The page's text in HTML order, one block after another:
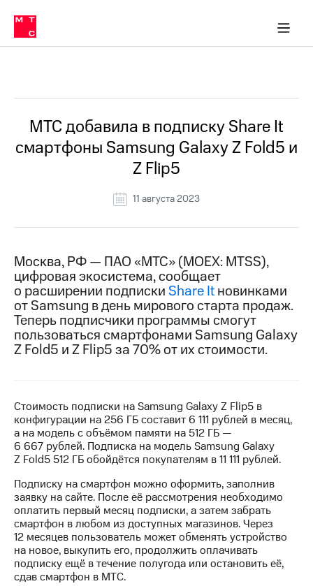
Медиа-центр
и акционерам
Устойчивое развитие
Комплаенс и деловая этика
компании
Карьера
История
компании
информация
Контакты
Медиа-центр
Пресс-
релизы
МТС
о технологиях
Интервью
Финансовая
отчетность
Новости
в
регионе
и акционерам
Корпоративное
управление
в МТС
Пресс-
релизы
МТС добавила в подписку Share It
смартфоны Samsung Galaxy Z Fold5 и
Z Flip5
11 августа 2023
Москва, РФ — ПАО «МТС» (MOEX: MTSS),
цифровая экосистема, сообщает
о расширении подписки Share Itновинками
от Samsung в день мирового старта продаж.
Теперь подписчики программы смогут
пользоваться смартфонами Samsung Galaxy
Z Fold5 и Z Flip5 за 70% от их стоимости.
Стоимость подписки на Samsung Galaxy Z Flip5 в
конфигурации на 256 ГБ составит 6 111 рублей в месяц,
а на модель с объёмом памяти на 512 ГБ —
6 667 рублей. Подписка на модель Samsung Galaxy
Z Fold5 512 ГБ обойдётся покупателям в 11 111 рублей.
Подписку на смартфон можно оформить, заполнив
заявку на сайте. После её рассмотрения необходимо
оплатить первый месяц подписки, а затем забрать
смартфон в любом из доступных магазинов. Через
12 месяцев пользователь может обменять устройство
на новое, выкупить его, продолжить оплачивать
подписку ещё в течение полугода или остановить её,
сдав смартфон в МТС.